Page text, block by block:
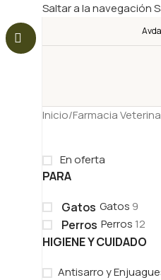
Saltar a la navegación
Inicio/Farmacia
En oferta
PARA
Gatos Gatos 9
Perros Perros 12
HIGIENE Y CUIDADO
Antisarro y